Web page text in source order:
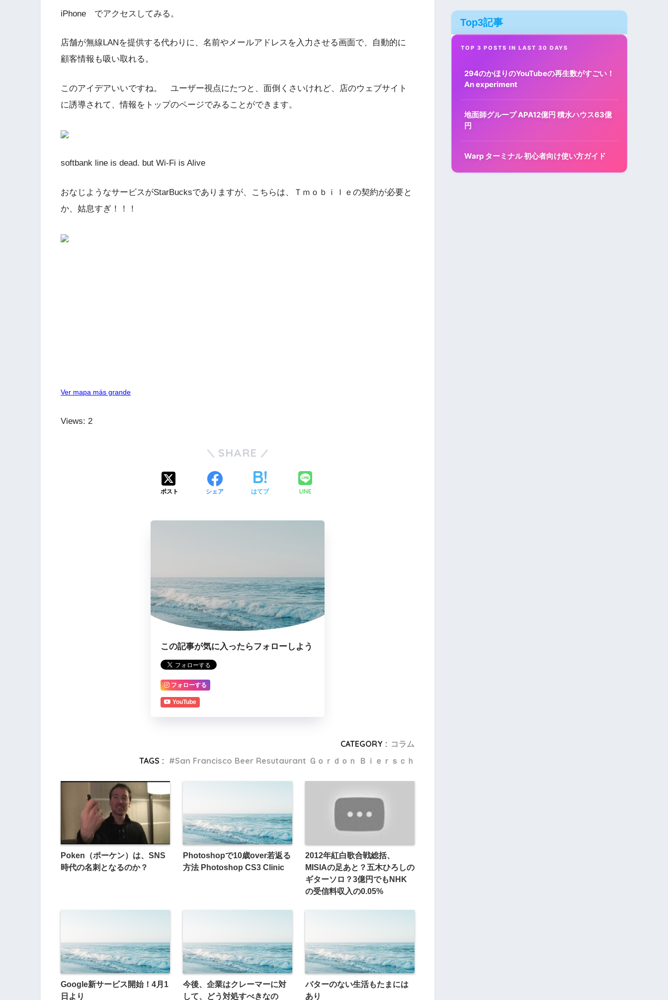
iPhone でアクセスしてみる。
店舗が無線LANを提供する代わりに、名前やメールアドレスを入力させる画面で、自動的に
顧客情報も吸い取れる。
このアイデアいいですね。 ユーザー視点にたつと、面倒くさいけれど、店のウェブサイト
に誘導されて、情報をトップのページでみることができます。
softbank line is dead. but Wi-Fi is Alive
おなじようなサービスがStarBucksでありますが、こちらは、Ｔｍｏｂｉｌｅの契約が必要と
か、姑息すぎ！！！
Ver mapa más grande
Views: 2
SHARE
ポスト シェア はてブ LINE
この記事が気に入ったらフォローしよう
フォローする
YouTube
CATEGORY : コラム
TAGS :
San Francisco Beer Resutaurant Ｇｏｒｄｏｎ Ｂｉｅｒｓｃｈ
Poken（ポーケン）は、SNS
時代の名刺となるのか？
Photoshopで10歳over若返る
方法 Photoshop CS3 Clinic
2012年紅白歌合戦総括、
MISIAの足あと？五木ひろしの
ギターソロ？3億円でもNHK
の受信料収入の0.05%
Google新サービス開始！4月1
日より
今後、企業はクレーマーに対
して、どう対処すべきなの
バターのない生活もたまには
あり
Top3記事
TOP 3 POSTS IN LAST 30 DAYS
294のかほりのYouTubeの再生数がすごい！
An experiment
地面師グループ APA12億円 積水ハウス63億
円
Warp ターミナル 初心者向け使い方ガイド